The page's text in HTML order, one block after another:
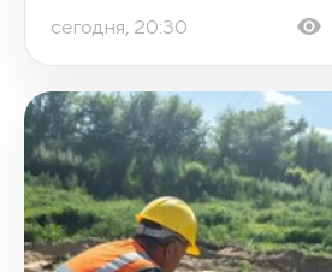
сегодня, 20:30